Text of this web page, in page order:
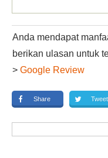
Anda mendapat
berikan ulasan untuk
> Google Review
Share Tweet